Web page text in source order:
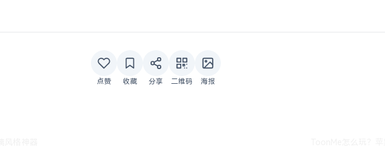
点赞 收藏 分享 二维码 海报